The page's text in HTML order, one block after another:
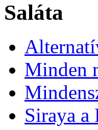
Saláta
Minden
Siraya a